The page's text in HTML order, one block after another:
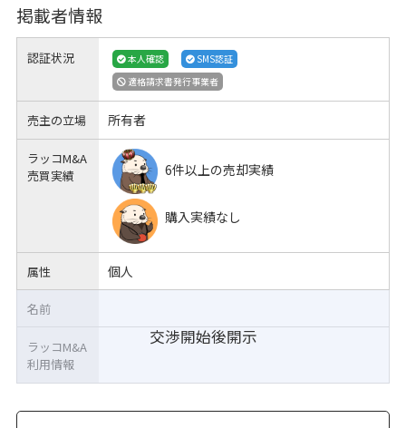
掲載者情報
認証状況 本人確認
SMS認証
適格請求書発行事業者
売主の立場 所有者
ラッコM&A
売買実績
6件以上の売却実績
購入実績なし
属性 個人
交渉開始後開示
名前
ラッコM&A
利用情報